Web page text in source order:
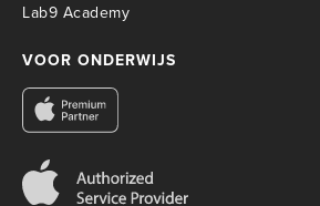
Lab9 Academy
VOOR ONDERWIJS